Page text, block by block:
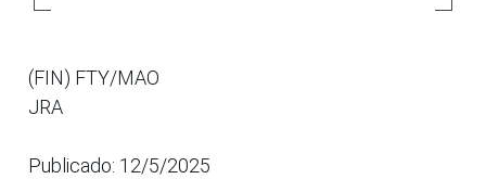
(FIN) FTY/MAO
JRA
Publicado: 12/5/2025